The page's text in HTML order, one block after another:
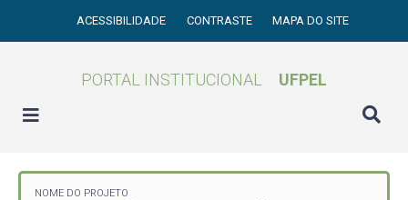
ACESSIBILIDADE CONTRASTE MAPA DO SITE
PORTAL INSTITUCIONAL UFPEL
NOME DO PROJETO